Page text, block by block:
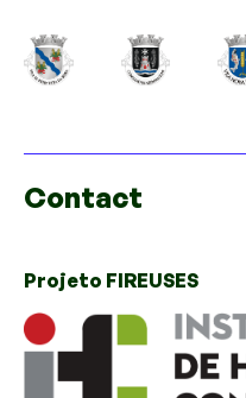
Contact
Projeto FIREUSES